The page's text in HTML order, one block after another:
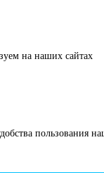
на наших сайтах
пользования